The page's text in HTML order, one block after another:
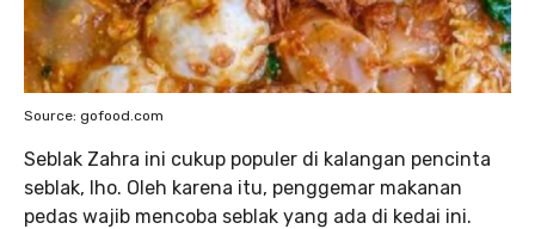
Source: gofood.com
Seblak Zahra ini cukup populer di kalangan pencinta
seblak, lho. Oleh karena itu, penggemar makanan
pedas wajib mencoba seblak yang ada di kedai ini.